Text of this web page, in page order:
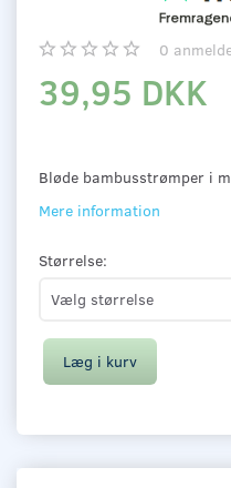
0
39,95 DKK
Bløde bambusstrømper i
Mere information
Størrelse:
Læg i kurv